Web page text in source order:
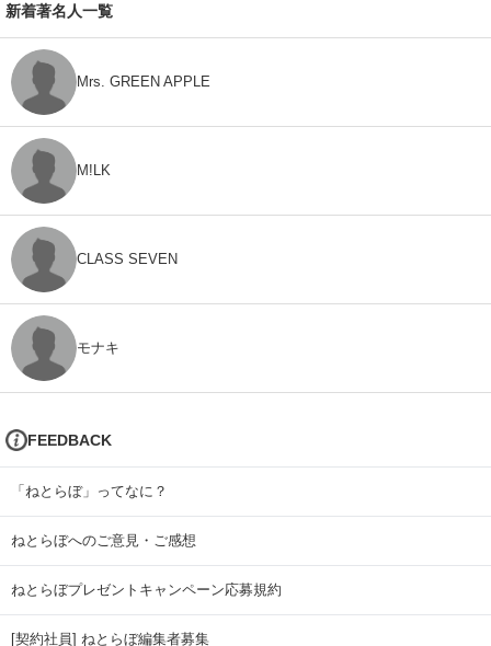
新着著名人一覧
Mrs. GREEN APPLE
M!LK
CLASS SEVEN
モナキ
FEEDBACK
「ねとらぼ」ってなに？
ねとらぼへのご意見・ご感想
ねとらぼプレゼントキャンペーン応募規約
[契約社員] ねとらぼ編集者募集